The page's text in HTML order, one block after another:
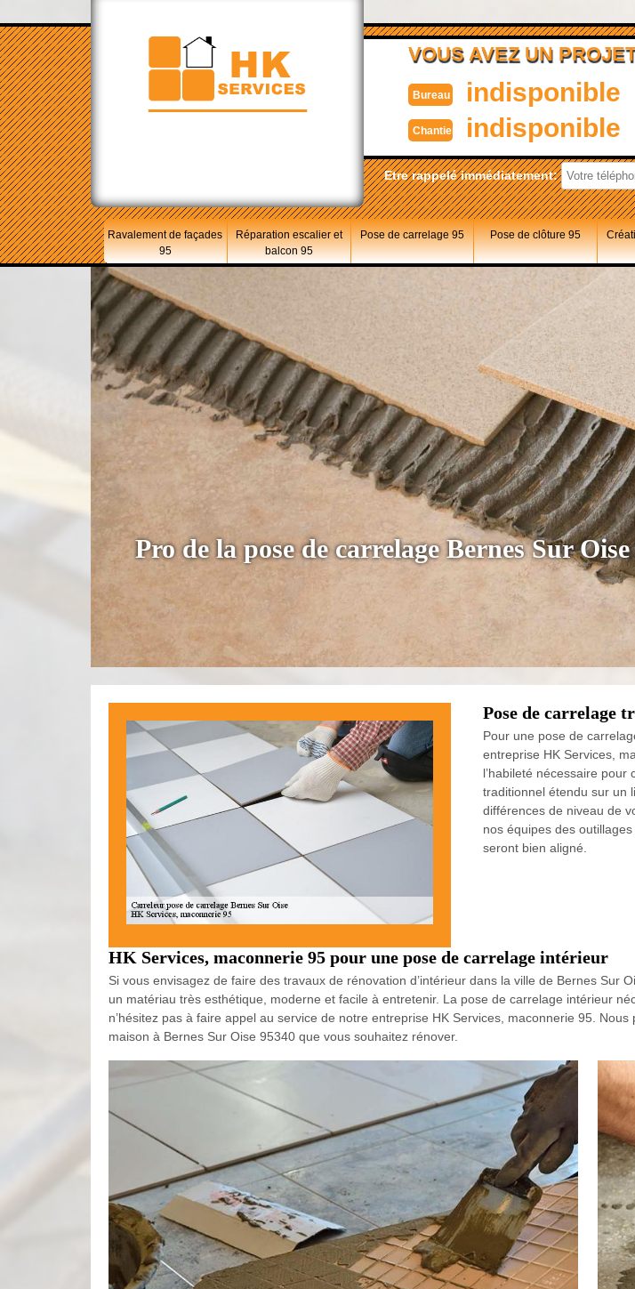
VOUS AVEZ UN
Bureau indisponible
Chantier indisponible
Etre rappelé immédiatement:
Ravalement de façades
95
Réparation escalier et
balcon 95
Pose de carrelage 95 Pose de clôture 95
Pro de la pose de carrelage Bernes Sur
Pose de carrelage
Pour une pose de
entreprise HK Services,
l’habileté nécessaire
traditionnel étendu sur un
différences de niveau de
nos équipes des
seront bien aligné.
HK Services, maconnerie 95 pour une pose de carrelage intérieur
Si vous envisagez de faire des travaux de rénovation d’intérieur dans la ville de Bernes
un matériau très esthétique, moderne et facile à entretenir. La pose de carrelage intérieur
n’hésitez pas à faire appel au service de notre entreprise HK Services, maconnerie 95.
maison à Bernes Sur Oise 95340 que vous souhaitez rénover.